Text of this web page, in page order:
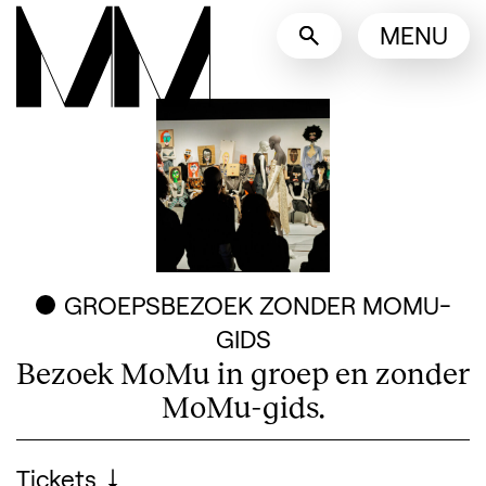
Taalswitcher
English
Nederlands
Toon andere talen
MENU
GROEPSBEZOEK ZONDER MOMU-
GIDS
Bezoek MoMu in groep en zonder
MoMu-gids.
Praktische informatie
Tickets